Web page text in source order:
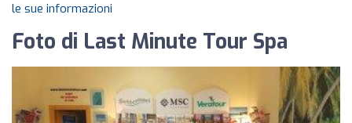
le sue informazioni
Foto di Last Minute Tour Spa